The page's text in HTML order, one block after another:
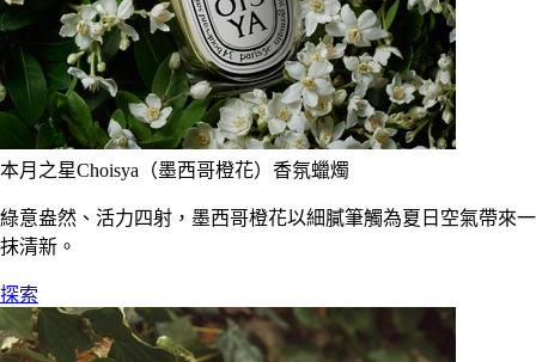
本月之星Choisya（墨西哥橙花）香氛蠟燭
綠意盎然、活力四射，墨西哥橙花以細膩筆觸為夏日空氣帶來一
抹清新。
探索